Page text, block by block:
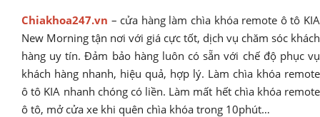
Chiakhoa247.vn – cửa hàng làm chìa khóa remote ô tô KIA
New Morning tận nơi với giá cực tốt, dịch vụ chăm sóc khách
hàng uy tín. Đảm bảo hàng luôn có sẵn với chế độ phục vụ
khách hàng nhanh, hiệu quả, hợp lý. Làm chìa khóa remote
ô tô KIA nhanh chóng có liền. Làm mất hết chìa khóa remote
ô tô, mở cửa xe khi quên chìa khóa trong 10phút…